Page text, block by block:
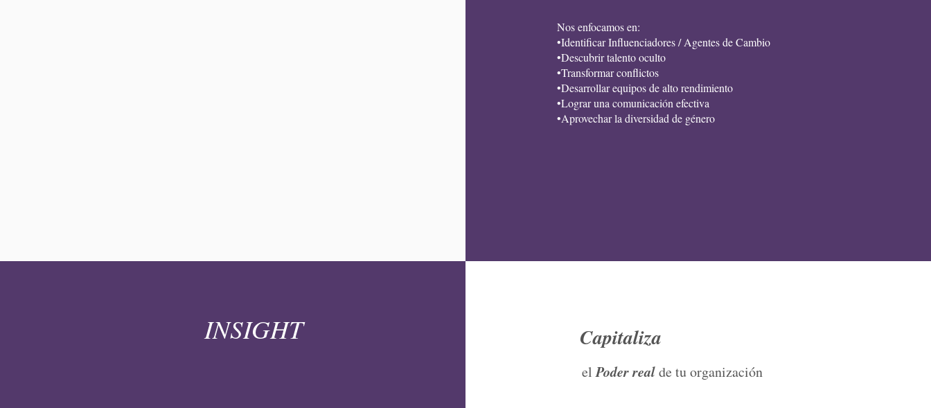
Nos enfocamos en:
•Identificar Influenciadores / Agentes de Cambio
•Descubrir talento oculto
•Transformar conflictos
•Desarrollar equipos de alto rendimiento
•Lograr una comunicación efectiva
•Aprovechar la diversidad de género
INSIGHT Capitaliza
elPoder realde tu organización